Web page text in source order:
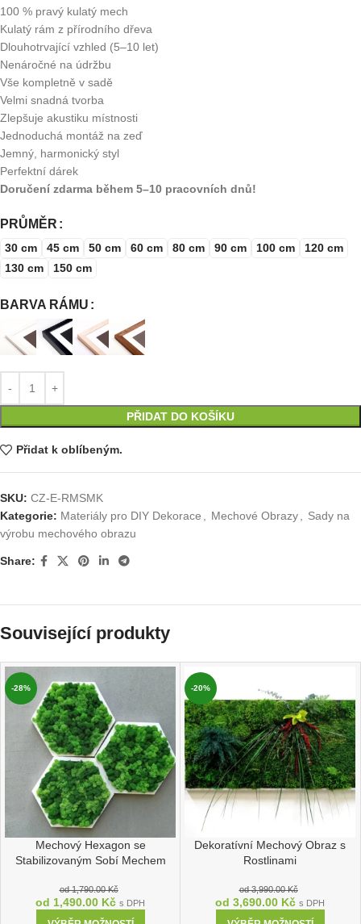
100 % pravý kulatý mech
Kulatý rám z přírodního dřeva
Dlouhotrvající vzhled (5–10 let)
Nenáročné na údržbu
Vše kompletně v sadě
Velmi snadná tvorba
Zlepšuje akustiku místnosti
Jednoduchá montáž na zeď
Jemný, harmonický styl
Perfektní dárek
Doručení zdarma během 5–10 pracovních dnů!
PRŮMĚR
30 cm 45 cm 50 cm 60 cm 80 cm 90 cm 100 cm
120 cm
130 cm
150 cm
BARVA RÁMU
PŘIDAT DO KOŠÍKU
Přidat k oblíbeným.
SKU: CZ-E-RMSMK
Kategorie: Materiály pro DIY Dekorace Mechové Obrazy
Sady na
výrobu mechového obrazu
Share:
Související produkty
-28%
Mechový Hexagon se
Stabilizovaným Sobí Mechem
od1,790.00Kč
od 1,490.00 Kč s DPH
-20%
Dekoratívní Mechový Obraz s
Rostlinami
od3,990.00Kč
od 3,690.00 Kč s DPH